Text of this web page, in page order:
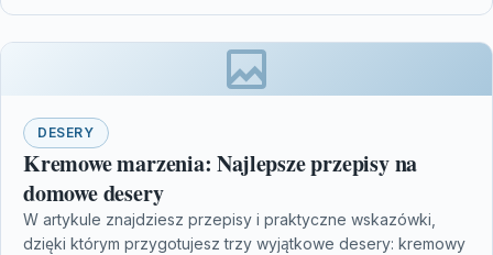
DESERY
Kremowe marzenia: Najlepsze przepisy na
domowe desery
W artykule znajdziesz przepisy i praktyczne wskazówki,
dzięki którym przygotujesz trzy wyjątkowe desery: kremowy